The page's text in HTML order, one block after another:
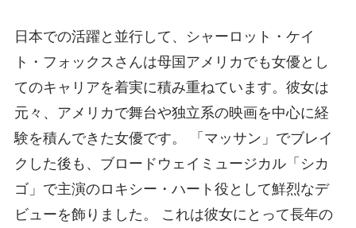
日本での活躍と並行して、シャーロット・ケイ
ト・フォックスさんは母国アメリカでも女優とし
てのキャリアを着実に積み重ねています。彼女は
元々、アメリカで舞台や独立系の映画を中心に経
験を積んできた女優です。 「マッサン」でブレイ
クした後も、ブロードウェイミュージカル「シカ
ゴ」で主演のロキシー・ハート役として鮮烈なデ
ビューを飾りました。 これは彼女にとって長年の